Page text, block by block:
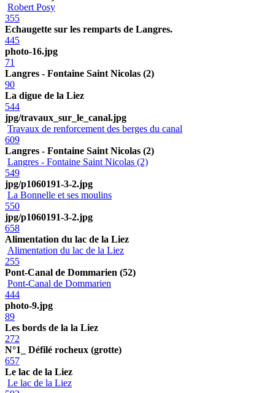
Robert Posy
355
Echaugette sur les remparts de Langres.
445
photo-16.jpg
71
Langres - Fontaine Saint Nicolas (2)
90
La digue de la Liez
544
jpg/travaux_sur_le_canal.jpg
Travaux de renforcement des berges du canal
609
Langres - Fontaine Saint Nicolas (2)
Langres - Fontaine Saint Nicolas (2)
549
jpg/p1060191-3-2.jpg
La Bonnelle et ses moulins
550
jpg/p1060191-3-2.jpg
658
Alimentation du lac de la Liez
Alimentation du lac de la Liez
255
Pont-Canal de Dommarien (52)
Pont-Canal de Dommarien
444
photo-9.jpg
89
Les bords de la la Liez
272
N°1_ Défilé rocheux (grotte)
657
Le lac de la Liez
Le lac de la Liez